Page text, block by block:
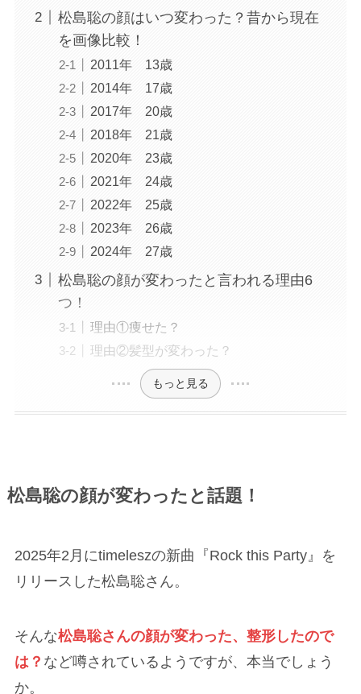
松島聡の顔はいつ変わった？昔から現在
を画像比較！
2011年 13歳
2014年 17歳
2017年 20歳
2018年 21歳
2020年 23歳
2021年 24歳
2022年 25歳
2023年 26歳
2024年 27歳
松島聡の顔が変わったと言われる理由6
つ！
理由①痩せた？
理由②髪型が変わった？
もっと見る
松島聡の顔が変わったと話題！
2025年2月にtimeleszの新曲『Rock this Party』を
リリースした松島聡さん。
そんな松島聡さんの顔が変わった、整形したので
は？ など噂されているようですが、本当でしょう
か。